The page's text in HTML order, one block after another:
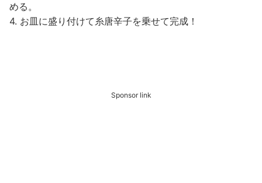
める。
4. お皿に盛り付けて糸唐辛子を乗せて完成！
Sponsor link